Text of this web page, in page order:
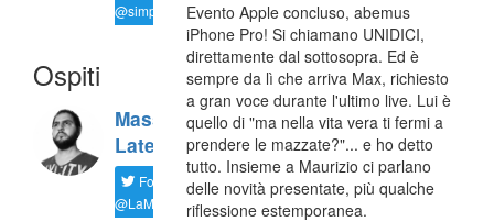
@simplemal
Ospiti
Massimiliano
Latella
Follow
@LaMaxImages
Evento Apple concluso, abemus
iPhone Pro! Si chiamano UNIDICI,
direttamente dal sottosopra. Ed è
sempre da lì che arriva Max, richiesto
a gran voce durante l'ultimo live. Lui è
quello di "ma nella vita vera ti fermi a
prendere le mazzate?"... e ho detto
tutto. Insieme a Maurizio ci parlano
delle novità presentate, più qualche
riflessione estemporanea.